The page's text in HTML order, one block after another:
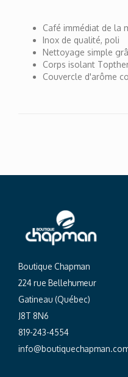
Café immédiat de la
Inox de qualité, poli
Nettoyage simple
Corps isolant
Couvercle d'arôme
Boutique Chapman
224 rue Bellehumeur
Gatineau (Québec)
J8T 8N6
819-243-4554